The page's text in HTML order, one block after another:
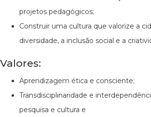
projetos pedagógicos;
Construir uma cultura que valorize a
diversidade, a inclusão social e a
Valores:
Aprendizagem ética e consciente;
Transdisciplinaridade e
pesquisa e cultura e